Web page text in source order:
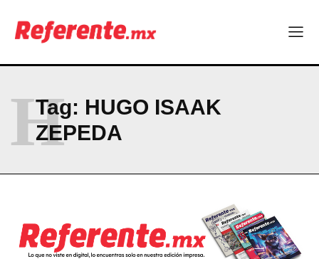
CONTACT
PRIVACY POLICY
Tag: HUGO ISAAK
ZEPEDA
H